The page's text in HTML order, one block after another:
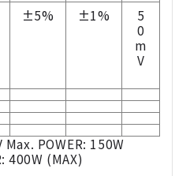
±5% ±1%
5
0
m
V
POWER: 150W
400W (MAX)